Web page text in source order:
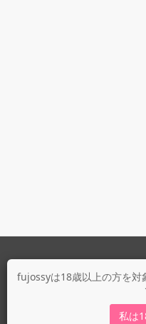
fujossyは18歳以上の方を対
私は
fujossyについて